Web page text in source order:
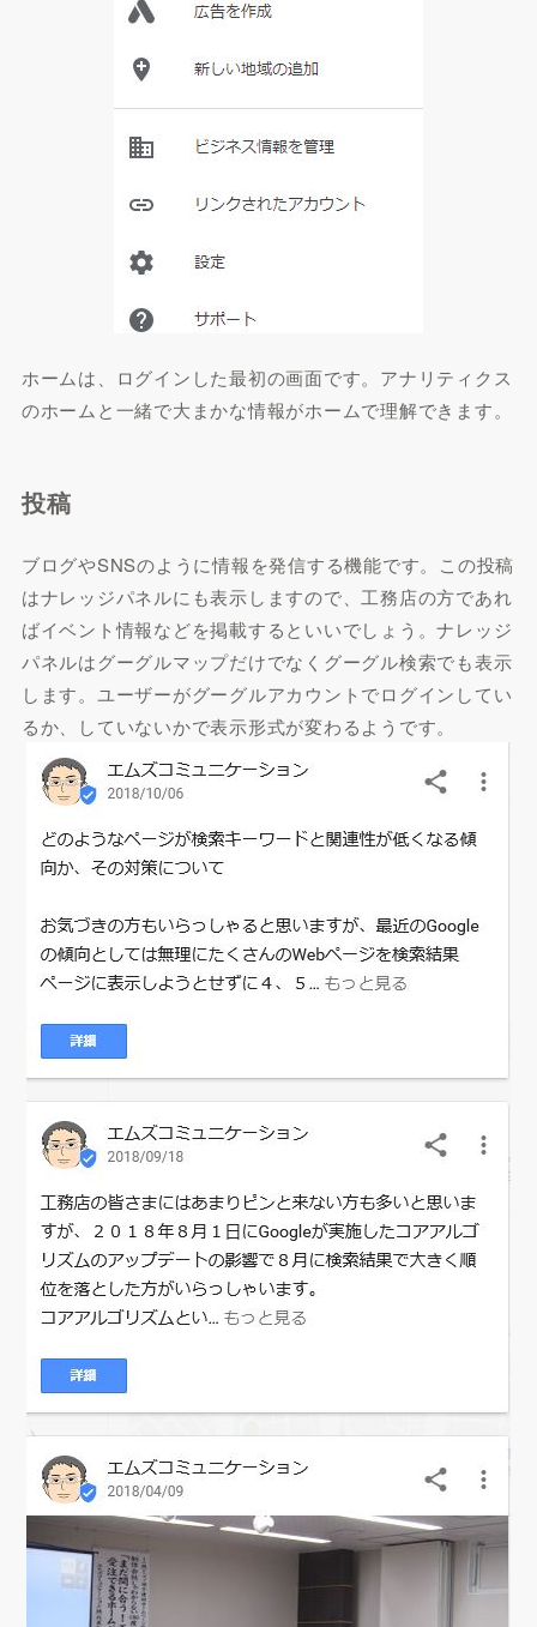
ホームは、ログインした最初の画面です。アナリティクス
のホームと一緒で大まかな情報がホームで理解できます。
投稿
ブログやSNSのように情報を発信する機能です。この投稿
はナレッジパネルにも表示しますので、工務店の方であれ
ばイベント情報などを掲載するといいでしょう。ナレッジ
パネルはグーグルマップだけでなくグーグル検索でも表示
します。ユーザーがグーグルアカウントでログインしてい
るか、していないかで表示形式が変わるようです。